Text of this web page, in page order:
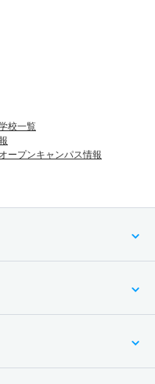
校一覧
ープンキャンパス情報